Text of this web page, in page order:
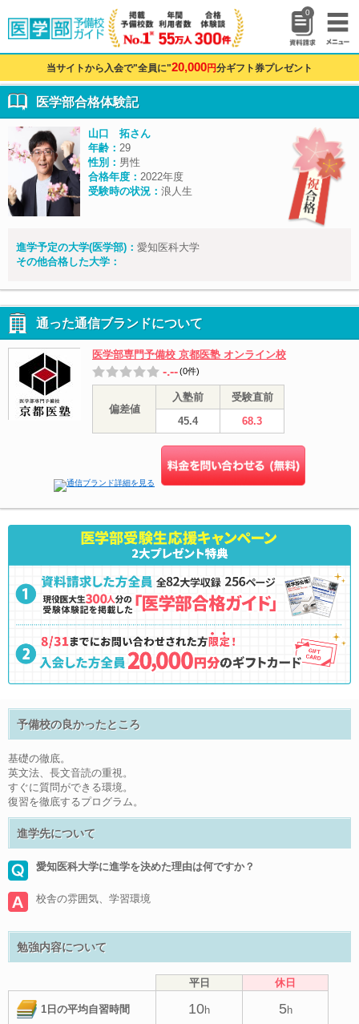
0
当サイトから入会で"全員に"20,000円分ギフト券プレゼント
医学部合格体験記
山口 拓さん
年齢： 29
性別： 男性
合格年度： 2022年度
受験時の状況： 浪人生
進学予定の大学(医学部)： 愛知医科大学
その他合格した大学：
通った通信ブランドについて
医学部専門予備校 京都医塾 オンライン校
-.--(0件)
偏差値
入塾前
受験直前
45.4
68.3
予備校の良かったところ
基礎の徹底。
英文法、長文音読の重視。
すぐに質問ができる環境。
復習を徹底するプログラム。
進学先について
愛知医科大学に進学を決めた理由は何ですか？
校舎の雰囲気、学習環境
勉強内容について
平日 休日
1日の平均自習時間 10h 5h